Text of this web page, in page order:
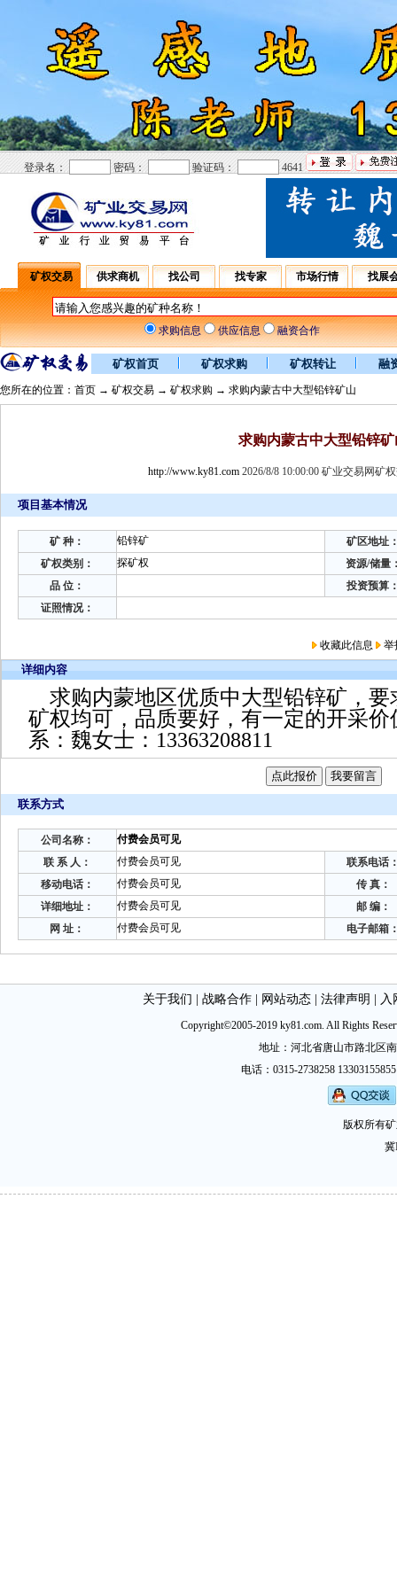
登录名： 密码： 验证码： 4641
矿权交易 供求商机 找公司 找专家 市场行情 找展
求购信息 供应信息 融资合作
矿权首页 矿权求购 矿权转让 融
您所在的位置： 首页 → 矿权交易 → 矿权求购 → 求购内蒙古中大型铅锌矿山
求购内蒙古中大型铅锌矿
http://www.ky81.com2026/8/8 10:00:00 矿业交易网矿
项目基本情况
矿 种： 铅锌矿
矿区地址
矿权类别：
探矿权
资源/储量
品 位：
投资预算
证照情况：
收藏此信息 举
详细内容
求购内蒙地区优质中大型铅锌矿，要
矿权均可，品质要好，有一定的开采
系：魏女士：13363208811
联系方式
公司名称：
付费会员可见
联 系 人：
付费会员可见
联系电话
移动电话：
付费会员可见
传 真：
详细地址：
付费会员可见
邮 编：
网 址：
付费会员可见 电子邮箱
关于我们 战略合作| 网站动态| 法律声明 入
Copyright©2005-2019 ky81.com. All Rights
地址：河北省唐山市路北区
电话：0315-2738258
版权所有
冀